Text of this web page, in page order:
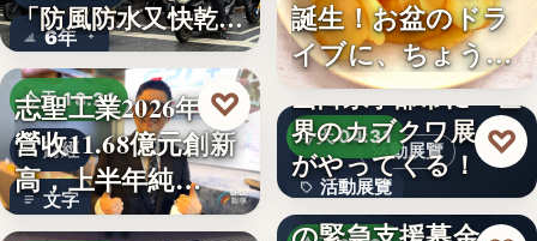
6年
「防風防水又快乾、
穿…
今天 18:21
財經
文字
志聖工業2026年7月
營收11.68億元創新
高，上半年純…
♡
誕生！お盆のドラ
イブに、ちょうど
いい。「…
活動展覽
今天 04:31
活動展覽
山口県宇部市に『世
界のカブクワ展』
がやってくる！
♡
令和8年熊本地震へ